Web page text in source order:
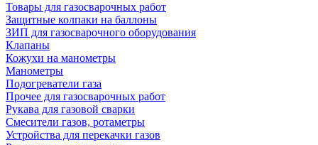
Товары для газосварочных работ
Защитные колпаки на баллоны
ЗИП для газосварочного оборудования
Клапаны
Кожухи на манометры
Манометры
Подогреватели газа
Прочее для газосварочных работ
Рукава для газовой сварки
Смесители газов, ротаметры
Устройства для перекачки газов